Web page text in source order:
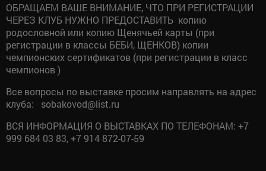
ОБРАЩАЕМ ВАШЕ ВНИМАНИЕ, ЧТО ПРИ РЕГИСТРАЦИИ
ЧЕРЕЗ КЛУБ НУЖНО ПРЕДОСТАВИТЬ копию
родословной или копию Щенячьей карты (при
регистрации в классы БЕБИ, ЩЕНКОВ) копии
чемпионских сертификатов (при регистрации в класс
чемпионов )
Все вопросы по выставке просим направлять на адрес
клуба: sobakovod@list.ru
ВСЯ ИНФОРМАЦИЯ О ВЫСТАВКАХ ПО ТЕЛЕФОНАМ: +7
999 684 03 83, +7 914 872-07-59